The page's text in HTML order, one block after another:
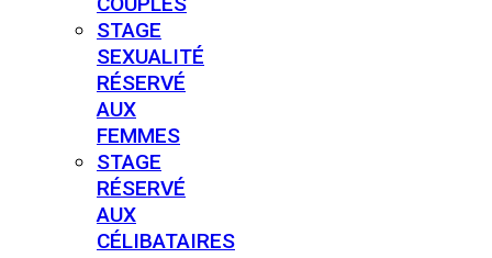
STAGE
SEXUALITÉ
RÉSERVÉ
AUX
FEMMES
STAGE
RÉSERVÉ
AUX
CÉLIBATAIRES